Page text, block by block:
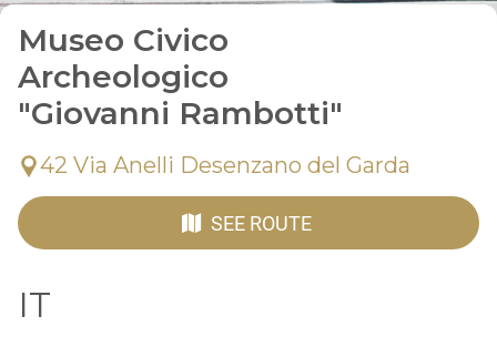
Museo Civico
Archeologico
"Giovanni Rambotti"
42 Via Anelli Desenzano del Garda
SEE ROUTE
IT